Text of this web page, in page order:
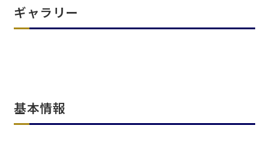
ギャラリー
基本情報